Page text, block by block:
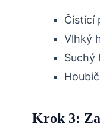
Čisticí
Vlhký
Suchý
Krok 3: